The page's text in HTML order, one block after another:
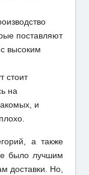
поставляют
высоким
стоит
на
и
а также
было лучшим
доставки. Но,